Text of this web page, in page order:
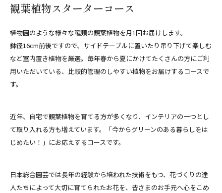
観葉植物スターターコース
植物園のような様々な種類の観葉植物を月1回お届けします。
鉢径16cm前後ですので、サイドテーブルに置いたり吊り下げて楽しむ
など室内置き植物を厳選。毎年春から夏にかけてたくさんの方にご利
用いただいている、比較的管理のしやすい植物をお届けするコースで
す。
近年、自宅で観葉植物を育てる方が多くなり、インテリアの一つとし
て取り入れる方も増えています。「今からグリーンのある暮らしをは
じめたい！」にお応えするコースです。
日本総合園芸では長年の経験から培われた技術をもつ、花づくりの達
人たちによって大切に育てられたお花を、皆さまのお手元へ心をこめ